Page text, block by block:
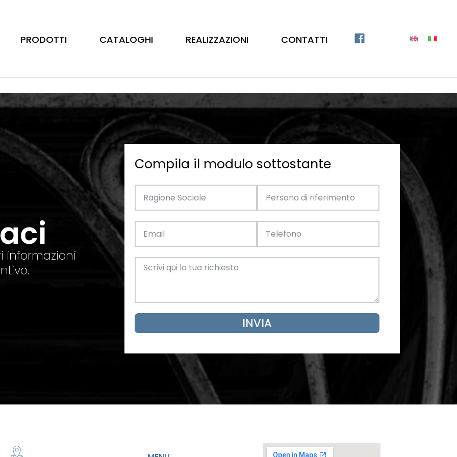
PRODOTTI CATALOGHI REALIZZAZIONI CONTATTI
Ottone
Tubo
Alluminio
Oggettistica e arredamento
Catalogo Illustrativo
SCARICA ORA
Catalogo
Acciaio
+39 0445 580865
+39 0445 580366
info@feba.it
informazioni
Compila il modulo sottostante
INVIA